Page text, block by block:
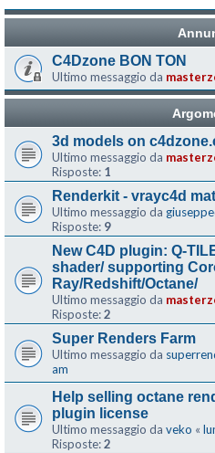
C4Dzone BON TON
Ultimo messaggio da
3d models on
Ultimo messaggio da
Risposte: 1
Renderkit - vrayc4d
Ultimo messaggio da
Risposte: 9
New C4D plugin: Q-
shader/ supporting
Ray/Redshift/Octane/
Ultimo messaggio da
Risposte:2
Super Renders Farm
Ultimo messaggio da
am
Help selling octane
plugin license
Ultimo messaggio da veko «
Risposte:2